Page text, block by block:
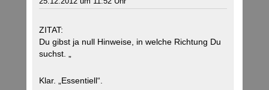
ZITAT:
Du gibst ja null Hinweise, in welche Richtung Du
suchst. „
Klar. „Essentiell“.